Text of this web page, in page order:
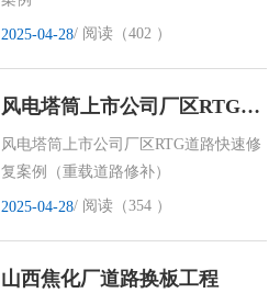
2025-04-28/ 阅读（402 ）
风电塔筒上市公司厂区RTG道路快速修复项目
风电塔筒上市公司厂区RTG道路快速修
复案例（重载道路修补）
2025-04-28/ 阅读（354 ）
山西焦化厂道路换板工程